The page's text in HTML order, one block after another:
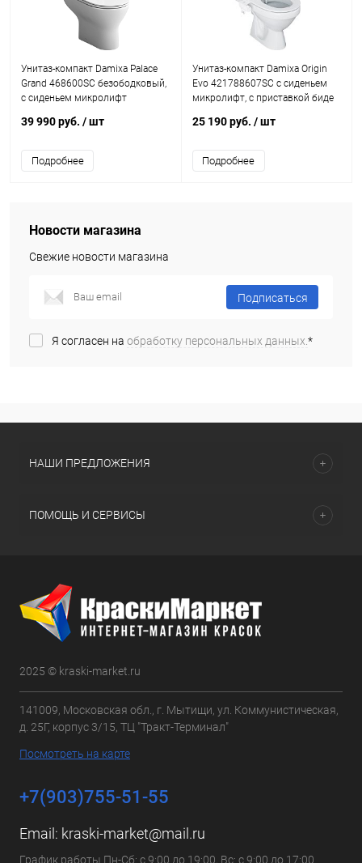
Унитаз-компакт Damixa Palace
Grand 468600SC безободковый,
с сиденьем микролифт
39 990 руб. / шт
Подробнее
Унитаз-компакт Damixa Origin
Evo 421788607SC с сиденьем
микролифт, с приставкой биде
25 190 руб. / шт
Подробнее
Новости магазина
Свежие новости магазина
Подписаться
Я согласен на обработку персональных данных.*
НАШИ ПРЕДЛОЖЕНИЯ
ПОМОЩЬ И СЕРВИСЫ
2025 © kraski-market.ru
141009, Московская обл., г. Мытищи, ул. Коммунистическая,
д. 25Г, корпус 3/15, ТЦ "Тракт-Терминал"
Посмотреть на карте
+7(903)755-51-55
Email: kraski-market@mail.ru
График работы Пн-Сб: с 9:00 до 19:00, Вс: с 9:00 до 17:00